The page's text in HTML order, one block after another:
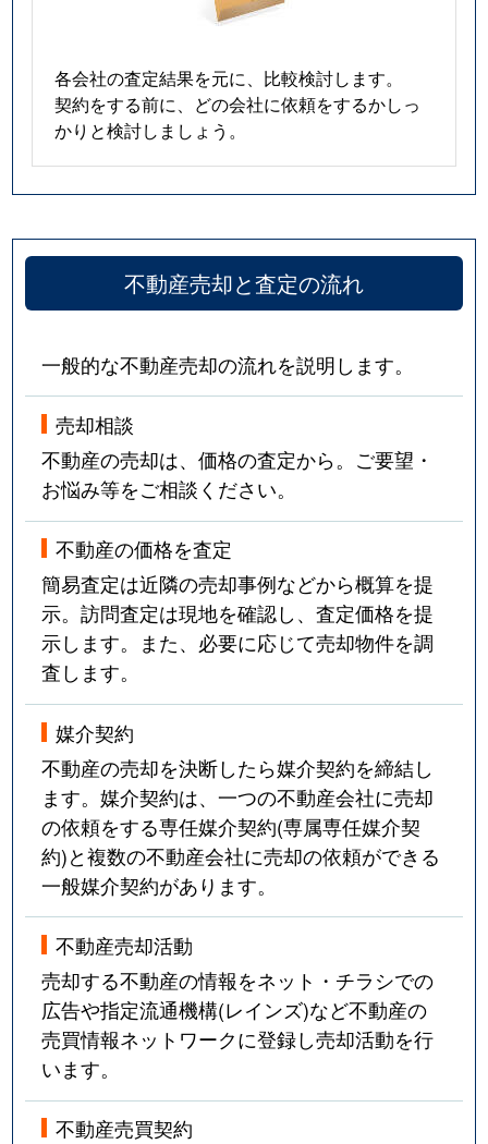
各会社の査定結果を元に、比較検討します。
契約をする前に、どの会社に依頼をするかしっ
かりと検討しましょう。
不動産売却と査定の流れ
一般的な不動産売却の流れを説明します。
売却相談
不動産の売却は、価格の査定から。ご要望・
お悩み等をご相談ください。
不動産の価格を査定
簡易査定は近隣の売却事例などから概算を提
示。訪問査定は現地を確認し、査定価格を提
示します。また、必要に応じて売却物件を調
査します。
媒介契約
不動産の売却を決断したら媒介契約を締結し
ます。媒介契約は、一つの不動産会社に売却
の依頼をする専任媒介契約(専属専任媒介契
約)と複数の不動産会社に売却の依頼ができる
一般媒介契約があります。
不動産売却活動
売却する不動産の情報をネット・チラシでの
広告や指定流通機構(レインズ)など不動産の
売買情報ネットワークに登録し売却活動を行
います。
不動産売買契約